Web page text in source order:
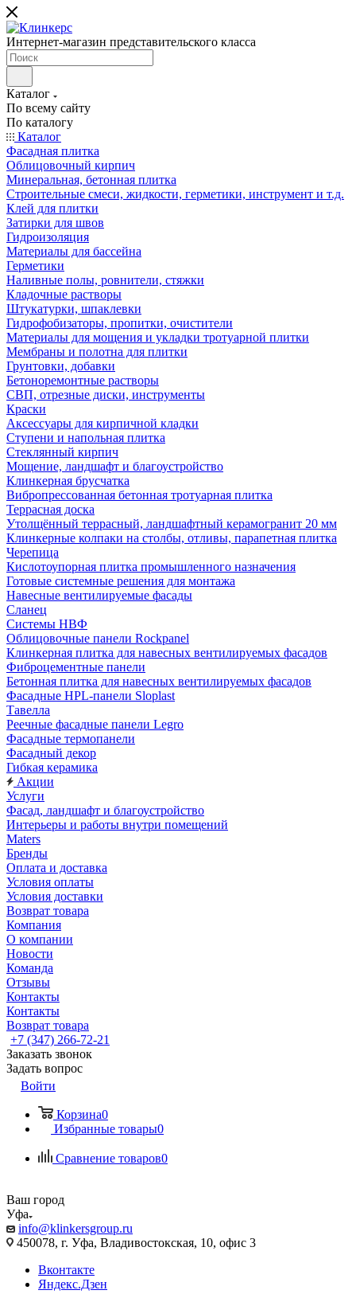
Интернет-магазин представительского класса
Каталог
По всему сайту
По каталогу
Каталог
Фасадная плитка
Облицовочный кирпич
Минеральная, бетонная плитка
Строительные смеси, жидкости, герметики, инструмент и т.д.
Клей для плитки
Затирки для швов
Гидроизоляция
Материалы для бассейна
Герметики
Наливные полы, ровнители, стяжки
Кладочные растворы
Штукатурки, шпаклевки
Гидрофобизаторы, пропитки, очистители
Материалы для мощения и укладки тротуарной плитки
Мембраны и полотна для плитки
Грунтовки, добавки
Бетоноремонтные растворы
СВП, отрезные диски, инструменты
Краски
Аксессуары для кирпичной кладки
Ступени и напольная плитка
Cтеклянный кирпич
Мощение, ландшафт и благоустройство
Клинкерная брусчатка
Вибропрессованная бетонная тротуарная плитка
Террасная доска
Утолщённый террасный, ландшафтный керамогранит 20 мм
Клинкерные колпаки на столбы, отливы, парапетная плитка
Черепица
Кислотоупорная плитка промышленного назначения
Готовые системные решения для монтажа
Навесные вентилируемые фасады
Сланец
Системы НВФ
Облицовочные панели Rockpanel
Клинкерная плитка для навесных вентилируемых фасадов
Фиброцементные панели
Бетонная плитка для навесных вентилируемых фасадов
Фасадные HPL-панели Sloplast
Тавелла
Реечные фасадные панели Legro
Фасадные термопанели
Фасадный декор
Гибкая керамика
Акции
Услуги
Фасад, ландшафт и благоустройство
Интерьеры и работы внутри помещений
Maters
Бренды
Оплата и доставка
Условия оплаты
Условия доставки
Возврат товара
Компания
О компании
Новости
Команда
Отзывы
Контакты
Контакты
Возврат товара
+7 (347) 266-72-21
Заказать звонок
Задать вопрос
Войти
Корзина0
Избранные товары0
Сравнение товаров0
Ваш город
Уфа
info@klinkersgroup.ru
450078, г. Уфа, Владивостокская, 10, офис 3
Вконтакте
Яндекс.Дзен